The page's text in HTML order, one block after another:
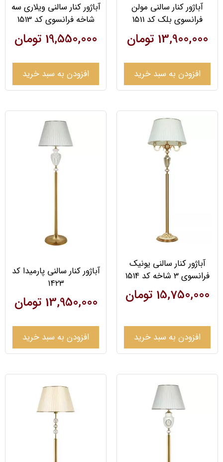
آباژور کنار سالنی مولن
فرانسوی بلک کد 1511
13,900,000 تومان
افزودن به سبد خرید
آباژور کنار سالنی ویلاری سه
شاخه فرانسوی کد 1513
19,550,000 تومان
افزودن به سبد خرید
آباژور کنار سالنی یونیک
فرانسوی 3 شاخه کد 1514
15,750,000 تومان
افزودن به سبد خرید
آباژور کنار سالنی پارمیدا کد
۱۴۲۳
13,950,000 تومان
افزودن به سبد خرید